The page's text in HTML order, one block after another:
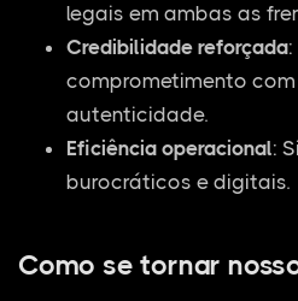
legais em ambas as
Credibilidade reforçada
comprometimento
autenticidade.
Eficiência operacional:
burocráticos e digitais.
Como se tornar